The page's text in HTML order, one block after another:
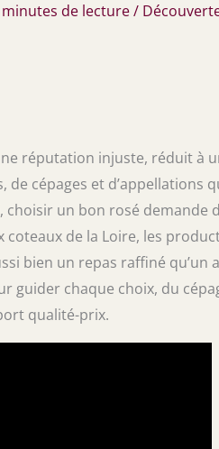
minutes de lecture/
réputation injuste, réduit à
cépages et d’appellations
un bon rosé
de la Loire, les
bien un repas raffiné
chaque choix, du
qualité-prix.